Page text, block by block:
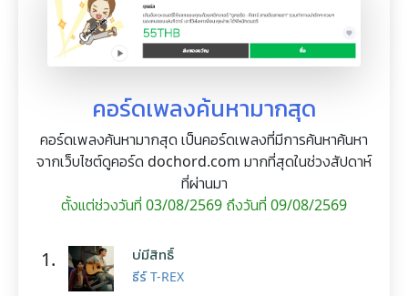
คอร์ดเพลงค้นหามากสุด
คอร์ดเพลงค้นหามากสุด เป็นคอร์ดเพลงที่มีการค้นหาค้นหา
จากเว็บไซต์ดูคอร์ด dochord.com มากที่สุดในช่วงสัปดาห์
ที่ผ่านมา
ตั้งแต่ช่วงวันที่ 03/08/2569 ถึงวันที่ 09/08/2569
1. บ่มีสิทธิ์
ธีร์ T-REX